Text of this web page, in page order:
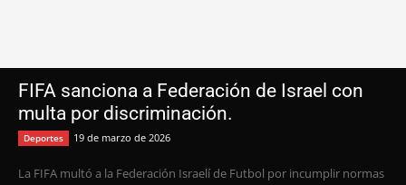
FIFA sanciona a Federación de Israel con
multa por discriminación.
Deportes 19 de marzo de 2026
La FIFA multó a la Federación Israelí de Futbol por incumplir normas